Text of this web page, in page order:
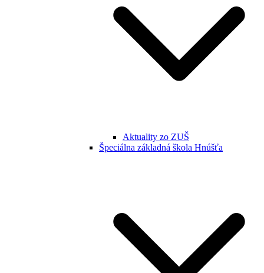
Aktuality zo ZUŠ
Špeciálna základná škola Hnúšťa